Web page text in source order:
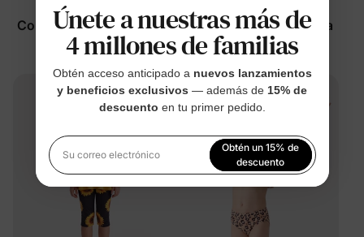
Conjunto de 2 piezas sin
mangas para niña
color púrpura
Vestido floral verde para
niña pequeña
Únete a nuestras más de
4 millones de familias
Obtén acceso anticipado a nuevos lanzamientos
y beneficios exclusivos — además de 15% de
descuento en tu primer pedido.
Su correo electrónico
Obtén un 15% de
descuento
Al registrarte, aceptas nuestra Política de privacidad